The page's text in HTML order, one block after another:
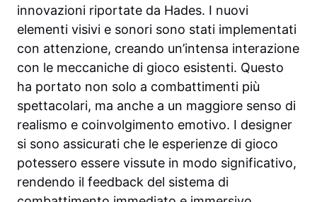
innovazioni riportate da Hades. I nuovi
elementi visivi e sonori sono stati implementati
con attenzione, creando un’intensa interazione
con le meccaniche di gioco esistenti. Questo
ha portato non solo a combattimenti più
spettacolari, ma anche a un maggiore senso di
realismo e coinvolgimento emotivo. I designer
si sono assicurati che le esperienze di gioco
potessero essere vissute in modo significativo,
rendendo il feedback del sistema di